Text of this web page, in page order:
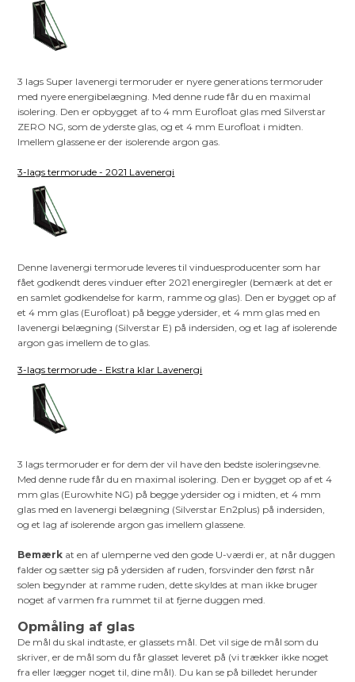
3 lags Super lavenergi termoruder er nyere generations termoruder
med nyere energibelægning. Med denne rude får du en maximal
isolering. Den er opbygget af to 4 mm Eurofloat glas med Silverstar
ZERO NG, som de yderste glas, og et 4 mm Eurofloat i midten.
Imellem glassene er der isolerende argon gas.
3-lags termorude - 2021 Lavenergi
Denne lavenergi termorude leveres til vinduesproducenter som har
fået godkendt deres vinduer efter 2021 energiregler (bemærk at det er
en samlet godkendelse for karm, ramme og glas). Den er bygget op af
et 4 mm glas (Eurofloat) på begge ydersider, et 4 mm glas med en
lavenergi belægning (Silverstar E) på indersiden, og et lag af isolerende
argon gas imellem de to glas.
3-lags termorude - Ekstra klar Lavenergi
3 lags termoruder er for dem der vil have den bedste isoleringsevne.
Med denne rude får du en maximal isolering. Den er bygget op af et 4
mm glas (Eurowhite NG) på begge ydersider og i midten, et 4 mm
glas med en lavenergi belægning (Silverstar En2plus) på indersiden,
og et lag af isolerende argon gas imellem glassene.
Bemærk at en af ulemperne ved den gode U-værdi er, at når duggen
falder og sætter sig på ydersiden af ruden, forsvinder den først når
solen begynder at ramme ruden, dette skyldes at man ikke bruger
noget af varmen fra rummet til at fjerne duggen med.
Opmåling af glas
De mål du skal indtaste, er glassets mål. Det vil sige de mål som du
skriver, er de mål som du får glasset leveret på (vi trækker ikke noget
fra eller lægger noget til, dine mål). Du kan se på billedet herunder